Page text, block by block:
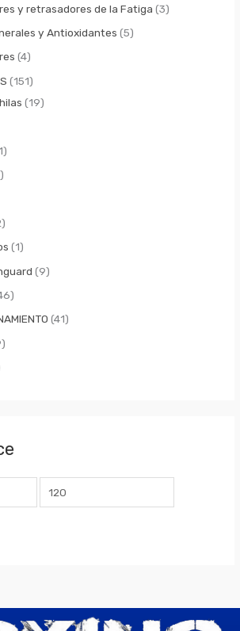
y retrasadores de la Fatiga (3)
y Antioxidantes (5)
(4)
(151)
(19)
(1)
(9)
(41)